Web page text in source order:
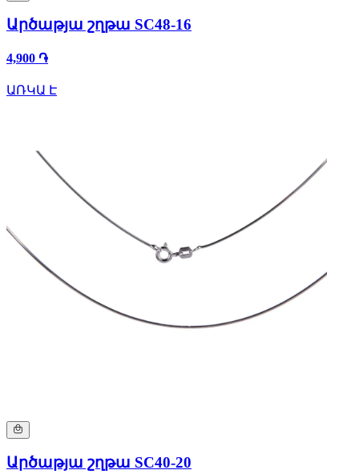
Արծաթյա շղթա SC48-16
4,900 ֏
ԱՌԿԱ Է
Արծաթյա շղթա SC40-20